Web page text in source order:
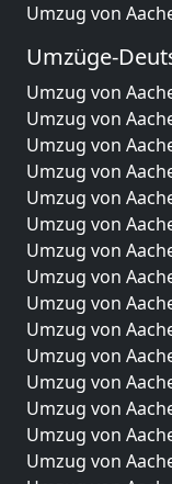
Umzug von
Umzüge-
Umzug von
Umzug von
Umzug von
Umzug von
Umzug von
Umzug von
Umzug von
Umzug von
Umzug von
Umzug von
Umzug von
Umzug von
Umzug von
Umzug von
Umzug von